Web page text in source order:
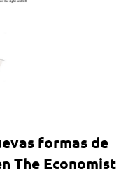
formas de
The Economist